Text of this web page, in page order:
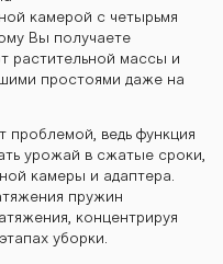
камерой с четырьмя
Вы получаете
растительной массы и
простоями даже на
проблемой, ведь функция
урожай в сжатые сроки,
камеры и адаптера.
пружин
концентрируя
уборки.